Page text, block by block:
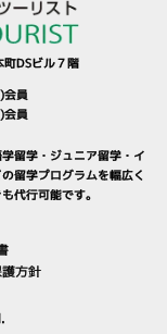
DSビル７階
会員
会員
留学・ ジュニア留学・ イ
留学プログラムを幅広く
代行可能です。
方針